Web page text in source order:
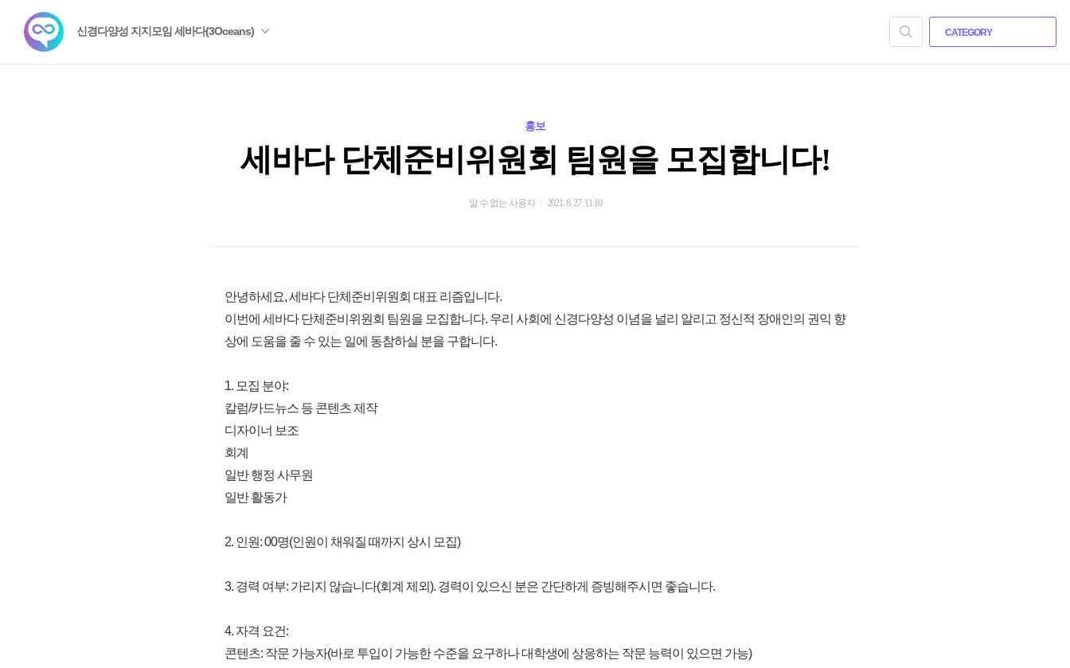
신경다양성 지지모임 세바다(3Oceans) CATEGORY
홍보
세바다 단체준비위원회 팀원을 모집합니다!
알 수 없는 사용자 2021. 8. 27. 11:10
안녕하세요, 세바다 단체준비위원회 대표 리즘입니다.
이번에 세바다 단체준비위원회 팀원을 모집합니다. 우리 사회에 신경다양성 이념을 널리 알리고 정신적 장애인의 권익 향
상에 도움을 줄 수 있는 일에 동참하실 분을 구합니다.
1. 모집 분야:
칼럼/카드뉴스 등 콘텐츠 제작
디자이너 보조
회계
일반 행정 사무원
일반 활동가
2. 인원: 00명(인원이 채워질 때까지 상시 모집)
3. 경력 여부: 가리지 않습니다(회계 제외). 경력이 있으신 분은 간단하게 증빙해주시면 좋습니다.
4. 자격 요건:
콘텐츠: 작문 가능자(바로 투입이 가능한 수준을 요구하나 대학생에 상응하는 작문 능력이 있으면 가능)